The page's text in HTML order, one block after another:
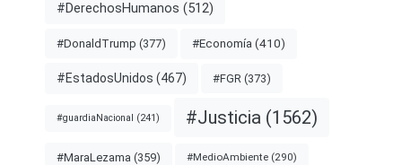
#DerechosHumanos (512)
#DonaldTrump (377) #Economía (410)
#EstadosUnidos (467) #FGR (373)
#guardiaNacional (241) #Justicia (1562)
#MaraLezama (359) #MedioAmbiente (290)